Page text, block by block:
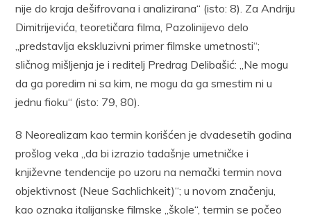
nije do kraja dešifrovana i analizirana“ (isto: 8). Za Andriju
Dimitrijevića, teoretičara filma, Pazolinijevo delo
„predstavlja ekskluzivni primer filmske umetnosti“;
sličnog mišljenja je i reditelj Predrag Delibašić: „Ne mogu
da ga poredim ni sa kim, ne mogu da ga smestim ni u
jednu fioku“ (isto: 79, 80).
8 Neorealizam kao termin korišćen je dvadesetih godina
prošlog veka „da bi izrazio tadašnje umetničke i
književne tendencije po uzoru na nemački termin nova
objektivnost (Neue Sachlichkeit)“; u novom značenju,
kao oznaka italijanske filmske „škole“, termin se počeo